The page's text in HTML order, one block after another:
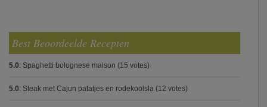
Best Beoordeelde Recepten
5.0: Spaghetti bolognese maison (15 votes)
5.0: Steak met Cajun patatjes en rodekoolsla (12 votes)